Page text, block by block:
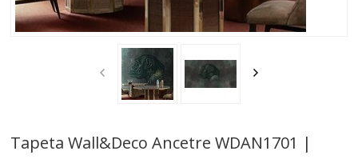
KONTAKT
Tapeta Wall&Deco Ancetre WDAN1701 |